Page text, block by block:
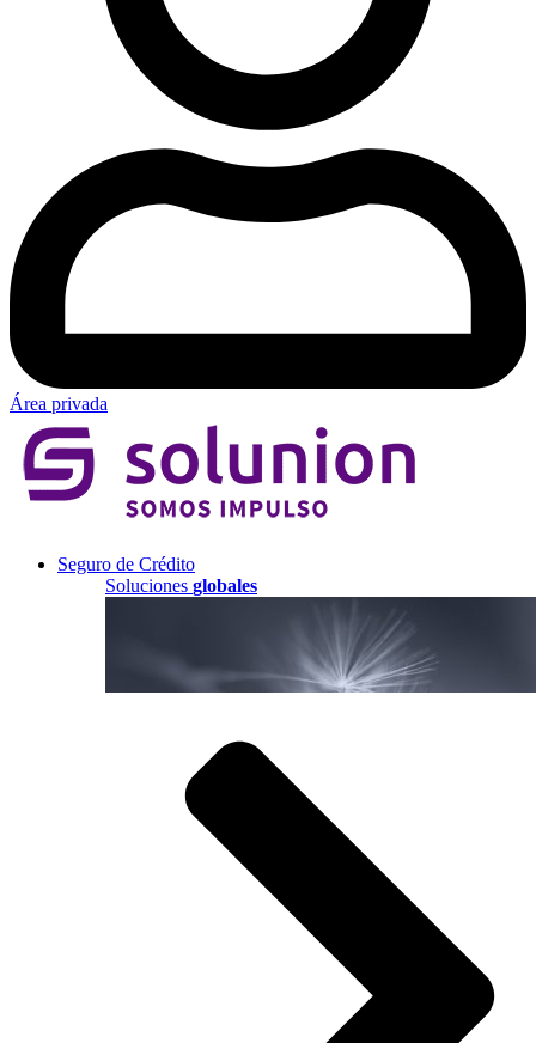
Área privada
Seguro de Crédito
Soluciones globales